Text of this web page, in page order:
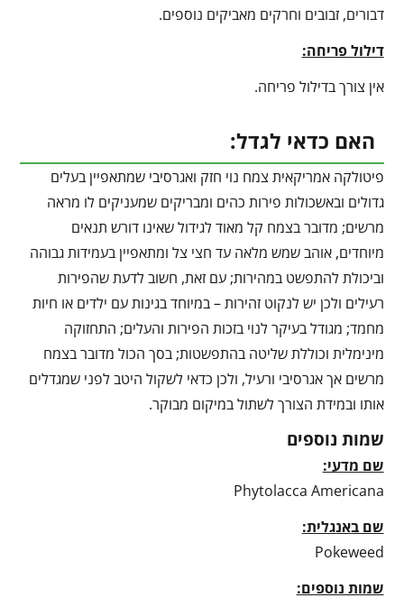
דבורים, זבובים וחרקים מאביקים נוספים.
דילול פריחה:
אין צורך בדילול פריחה.
האם כדאי לגדל:
פיטולקה אמריקאית צמח נוי חזק ואגרסיבי שמתאפיין בעלים
גדולים ובאשכולות פירות כהים ומבריקים שמעניקים לו מראה
מרשים; מדובר בצמח קל מאוד לגידול שאינו דורש תנאים
מיוחדים, אוהב שמש מלאה עד חצי צל ומתאפיין בעמידות גבוהה
וביכולת להתפשט במהירות; עם זאת, חשוב לדעת שהפירות
רעילים ולכן יש לנקוט זהירות – במיוחד בגינות עם ילדים או חיות
מחמד; מגודל בעיקר לנוי בזכות הפירות והעלים; התחזוקה
מינימלית וכוללת שליטה בהתפשטות; בסך הכול מדובר בצמח
מרשים אך אגרסיבי ורעיל, ולכן כדאי לשקול היטב לפני שמגדלים
אותו ובמידת הצורך לשתול במיקום מבוקר.
שמות נוספים
שם מדעי:
Phytolacca Americana
שם באנגלית:
Pokeweed
שמות נוספים: